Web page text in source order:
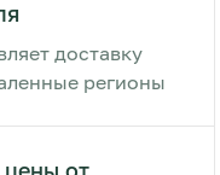
доставку
регионы